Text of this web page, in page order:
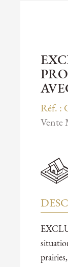
Réf. :
Vente